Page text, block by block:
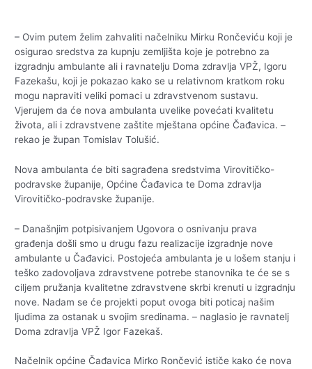
– Ovim putem želim zahvaliti načelniku Mirku Rončeviću koji je
osigurao sredstva za kupnju zemljišta koje je potrebno za
izgradnju ambulante ali i ravnatelju Doma zdravlja VPŽ, Igoru
Fazekašu, koji je pokazao kako se u relativnom kratkom roku
mogu napraviti veliki pomaci u zdravstvenom sustavu.
Vjerujem da će nova ambulanta uvelike povećati kvalitetu
života, ali i zdravstvene zaštite mještana općine Čađavica. –
rekao je župan Tomislav Tolušić.
Nova ambulanta će biti sagrađena sredstvima Virovitičko-
podravske županije, Općine Čađavica te Doma zdravlja
Virovitičko-podravske županije.
– Današnjim potpisivanjem Ugovora o osnivanju prava
građenja došli smo u drugu fazu realizacije izgradnje nove
ambulante u Čađavici. Postojeća ambulanta je u lošem stanju i
teško zadovoljava zdravstvene potrebe stanovnika te će se s
ciljem pružanja kvalitetne zdravstvene skrbi krenuti u izgradnju
nove. Nadam se će projekti poput ovoga biti poticaj našim
ljudima za ostanak u svojim sredinama. – naglasio je ravnatelj
Doma zdravlja VPŽ Igor Fazekaš.
Načelnik općine Čađavica Mirko Rončević ističe kako će nova